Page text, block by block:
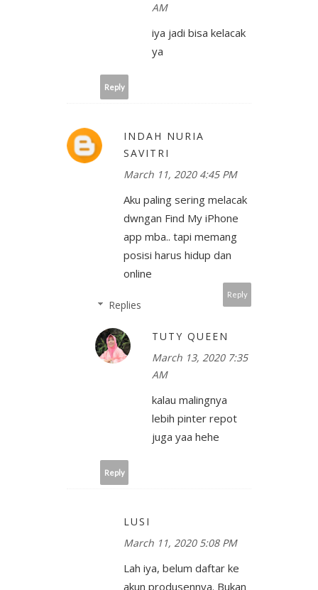
AM
iya jadi bisa kelacak
ya
Reply
INDAH NURIA
SAVITRI
March 11, 2020 4:45 PM
Aku paling sering melacak
dwngan Find My iPhone
app mba.. tapi memang
posisi harus hidup dan
online
Reply
Replies
TUTY QUEEN
March 13, 2020 7:35
AM
kalau malingnya
lebih pinter repot
juga yaa hehe
Reply
LUSI
March 11, 2020 5:08 PM
Lah iya, belum daftar ke
akun produsennya. Bukan